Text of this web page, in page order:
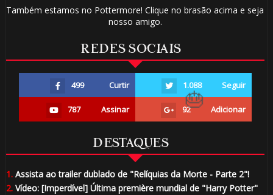
Também estamos no Pottermore! Clique no brasão acima e seja
nosso amigo.
REDES SOCIAIS
499 Curtir 1.088 Seguir
787 Assinar 92 Adicionar
DESTAQUES
1.Assista ao trailer dublado de "Relíquias da Morte - Parte 2"!
2.Vídeo: [Imperdível] Última première mundial de "Harry Potter"
🎈
🎂
1️⃣ 8️⃣
🎈